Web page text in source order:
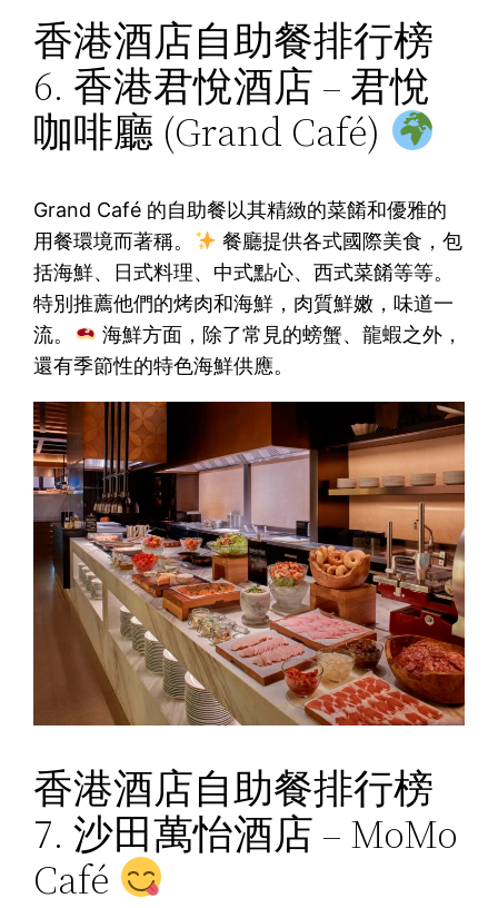
香港酒店自助餐排行榜
6. 香港君悅酒店 – 君悅
咖啡廳 (Grand Café)
Grand Café 的自助餐以其精緻的菜餚和優雅的
用餐環境而著稱。
餐廳提供各式國際美食，包
括海鮮、日式料理、中式點心、西式菜餚等等。
特別推薦他們的烤肉和海鮮，肉質鮮嫩，味道一
流。
海鮮方面，除了常見的螃蟹、龍蝦之外，
還有季節性的特色海鮮供應。
香港酒店自助餐排行榜
7. 沙田萬怡酒店 – MoMo
Café